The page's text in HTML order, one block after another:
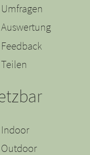
Umfragen
Auswertung
Feedback
Teilen
Indoor
Outdoor